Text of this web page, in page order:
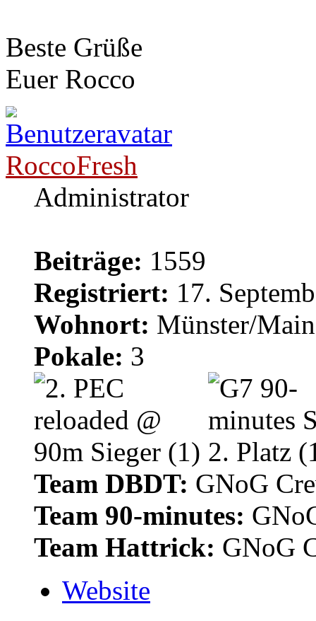
Beste Grüße
Euer Rocco
RoccoFresh
Administrator
Beiträge: 1559
Registriert: 17.
Wohnort: Münster/
Pokale: 3
Team DBDT: GNoG
Team 90-minutes:
Team Hattrick: GNoG
Website